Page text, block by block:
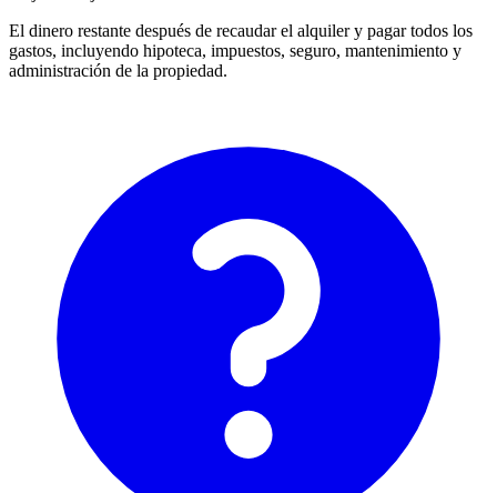
El dinero restante después de recaudar el alquiler y pagar todos los
gastos, incluyendo hipoteca, impuestos, seguro, mantenimiento y
administración de la propiedad.